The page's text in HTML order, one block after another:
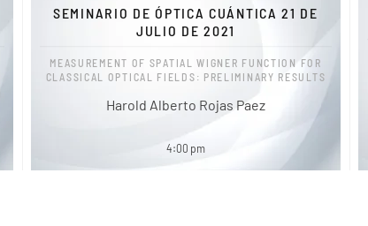
SEMINARIO DE ÓPTICA CUÁNTICA 21 DE
JULIO DE 2021
MEASUREMENT OF SPATIAL WIGNER FUNCTION FOR
CLASSICAL OPTICAL FIELDS: PRELIMINARY RESULTS
Harold Alberto Rojas Paez
4:00 pm